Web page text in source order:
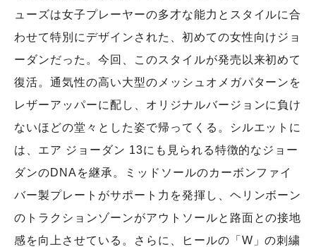
ューズは女子プレーヤーの多才な能力とスタイルに合
わせて特別にデザインされた、初めての女性向けジョ
ーダンだった。今回、このスタイルが発売以来初めて
復活。通気性の高い大型のメッシュオメガパターンを
レザーアッパーに配し、オリジナルバージョンに負け
ないほどの堂々とした姿で帰ってくる。シルエットに
は、エア ジョーダン 13にも見られる特徴的なジョー
ダンのDNAを継承。ミッドソールのカーボンファイ
バー製プレートがサポート力を発揮し、ヘリンボーン
のトラクションゾーンがアウトソールと路面との接地
感を向上させている。さらに、ヒールの「W」の刺繍